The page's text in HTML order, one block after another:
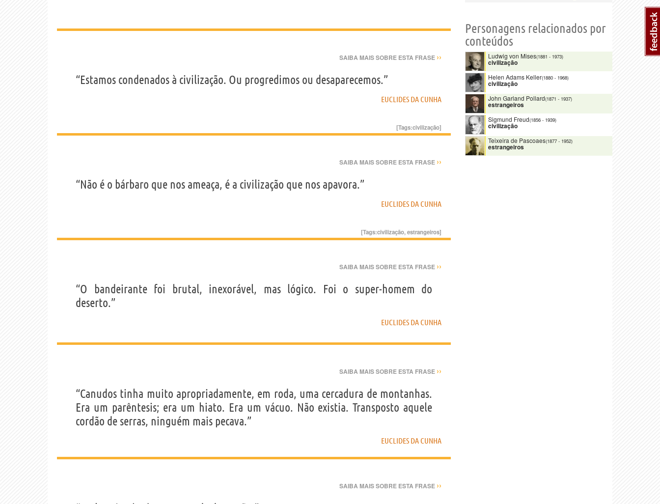
SAIBA MAIS SOBRE ESTA FRASE ››
“Estamos condenados à civilização. Ou progredimos ou desaparecemos.”
EUCLIDES DA CUNHA
[Tags:civilização]
SAIBA MAIS SOBRE ESTA FRASE ››
“Não é o bárbaro que nos ameaça, é a civilização que nos apavora.”
EUCLIDES DA CUNHA
[Tags:civilização,estrangeiros]
SAIBA MAIS SOBRE ESTA FRASE ››
“O bandeirante foi brutal, inexorável, mas lógico. Foi o super-homem do
deserto.”
EUCLIDES DA CUNHA
SAIBA MAIS SOBRE ESTA FRASE ››
“Canudos tinha muito apropriadamente, em roda, uma cercadura de montanhas.
Era um parêntesis; era um hiato. Era um vácuo. Não existia. Transposto aquele
cordão de serras, ninguém mais pecava.”
EUCLIDES DA CUNHA
SAIBA MAIS SOBRE ESTA FRASE ››
Personagens relacionados por
conteúdos
Ludwig von Mises(1881 - 1973)
civilização
Helen Adams Keller(1880 - 1968)
civilização
John Garland Pollard(1871 - 1937)
estrangeiros
Sigmund Freud(1856 - 1939)
civilização
Teixeira de Pascoaes(1877 - 1952)
estrangeiros